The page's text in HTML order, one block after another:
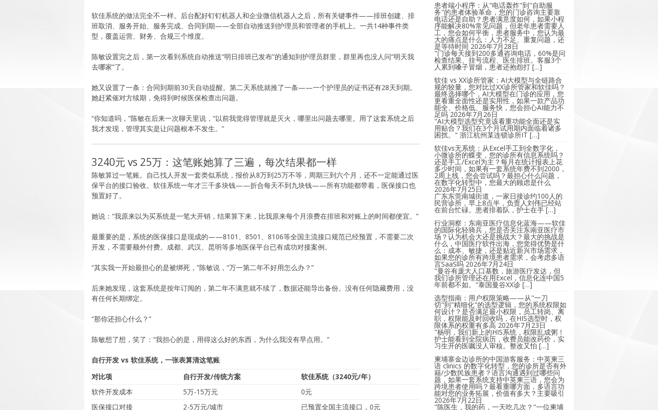
软佳系统的做法完全不一样。后台配好钉钉机器人和企业微信机器人之后，所有关键事件——排班创建、排
班取消、服务开始、服务完成、合同到期——全部自动推送到护理员和管理者的手机上。一共14种事件类
型，覆盖运营、财务、合规三个维度。
陈敏设置完之后，第一次看到系统自动推送“明日排班已发布”的通知到护理员群里，群里再也没人问“明天我
去哪家”了。
她又设置了一条：合同到期前30天自动提醒。第二天系统就推了一条——一个护理员的证书还有28天到期。
她赶紧催对方续期，免得到时候医保检查出问题。
“你知道吗，”陈敏在后来一次聊天里说，“以前我觉得管理就是灭火，哪里出问题去哪里。用了这套系统之后
我才发现，管理其实是让问题根本不发生。”
3240元 vs 25万：这笔账她算了三遍，每次结果都一样
陈敏算过一笔账。自己找人开发一套类似系统，报价从8万到25万不等，周期三到六个月，还不一定能通过医
保平台的接口验收。软佳系统一年才三千多块钱——折合每天不到九块钱——所有功能都带着，医保接口也
预置好了。
她说：“我原来以为买系统是一笔大开销，结果算下来，比我原来每个月浪费在排班和对账上的时间都便宜。”
最重要的是，系统的医保接口是现成的——8101、8501、8106等全国主流接口规范已经预置，不需要二次
开发，不需要额外付费。成都、武汉、昆明等多地医保平台已有成功对接案例。
“其实我一开始最担心的是被绑死，”陈敏说，“万一第二年不好用怎么办？”
后来她发现，这套系统是按年订阅的，第二年不满意就不续了，数据还能导出备份。没有任何隐藏费用，没
有任何长期绑定。
“那你还担心什么？”
陈敏想了想，笑了：“我担心的是，用得这么好的东西，为什么我没有早点用。”
自行开发 vs 软佳系统，一张表算清这笔账
对比项
自行开发/传统方案
软佳系统（3240元/年）
软件开发成本
5万-15万元
0元
医保接口对接
2-5万元/城市
已预置全国主流接口，0元
患者端小程序：从"电话轰炸"到"自助服
务"的患者体验革命，您的门诊咨询主要靠
电话还是自助？患者满意度如何，如果小程
序能解决80%常见问题，但老年患者需要人
工，您会如何平衡，患者服务中，您认为最
大的痛点是什么：人力不足、重复问题，还
是等待时间 2026年7月28日
"门诊每天接到200多通咨询电话，60%是问
检查结果、挂号流程、医生排班。客服3个
人累到嗓子冒烟，患者还抱怨打 […]
软佳 vs XX诊所管家：AI大模型与全链路合
规的较量，您对比过XX诊所管家和软佳吗？
最终选择哪个，AI大模型在门诊的应用，您
更看重全面性还是实用性，如果一款产品功
能全、价格低、服务快，您会担心AI能力不
足吗 2026年7月26日
"AI大模型选型究竟该看重功能全面还是实
用贴合？我们在3个月试用期内面临着诸多
困扰。" 浙江杭州某连锁诊所IT […]
软佳vs无系统：从Excel手工到全数字化，
小微诊所的蝶变，您的诊所有信息系统吗？
还是手工/Excel为主？每月在统计报表上花
多少时间，如果有一套系统年费不到2000，
2周上线，您会尝试吗？最担心什么问题，
在数字化转型中，您最大的顾虑是什么
2026年7月25日
广东东莞南城街道，一家日接诊约100人的
民营诊所，早上8点半，负责人刘伟已经站
在前台忙碌。患者排着队，护士在手 […]
行业洞察：东南亚医疗信息化蓝海——软佳
的国际化轻骑兵，您是否关注东南亚医疗市
场？认为机会大还是挑战大？最大的挑战是
什么，中国医疗软件出海，您觉得优势是什
么：成本、敏捷，还是贴近新兴市场需求，
如果您的诊所有跨境患者需求，会考虑多语
言SaaS吗 2026年7月24日
"曼谷有庞大人口基数，旅游医疗发达，但
我们诊所管理还在用Excel，信息化连中国5
年前都不如。"泰国曼谷XX诊 […]
选型指南：用户权限策略——从"一刀
切"到"精细化"的选型逻辑，您的系统权限如
何设计？是否满足最小权限，员工转岗、离
职，权限能及时回收吗，在HIS选型时，权
限体系的权重有多高 2026年7月23日
"杨明，我们新上的HIS系统，权限乱成粥！
护士能看到全院病历，收费员能改药价，实
习生开的医嘱没人审核。整改又怕 […]
柬埔寨金边诊所的中国游客服务：中英柬三
语 clinics 的数字化转型，您的诊所是否有外
籍/少数民族患者？语言沟通遇到过哪些问
题，如果一套系统支持中英柬三语，您会为
跨境患者使用吗？最看重哪方面，多语言功
能对您的业务拓展，价值有多大？主要吸引
2026年7月22日
"陈医生，我的药，一天吃几次？"一位柬埔